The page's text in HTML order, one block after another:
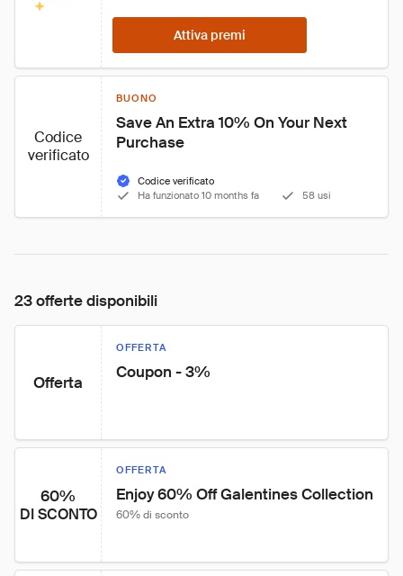
Attiva premi
Codice
verificato
BUONO
Save An Extra 10% On Your Next
Purchase
Codice verificato
Ha funzionato 10 months fa
58 usi
23 offerte disponibili
Offerta
OFFERTA
Coupon - 3%
60%
DI SCONTO
OFFERTA
Enjoy 60% Off Galentines Collection
60% di sconto